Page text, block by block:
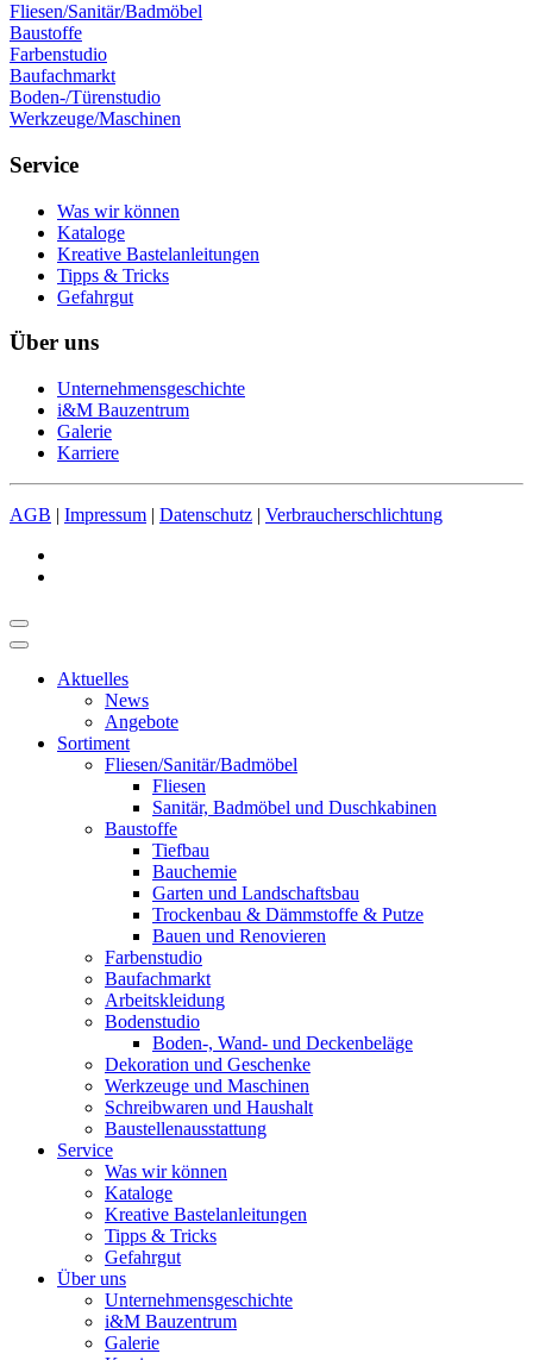
Fliesen/Sanitär/Badmöbel
Baustoffe
Farbenstudio
Baufachmarkt
Boden-/Türenstudio
Werkzeuge/Maschinen
Service
Was wir können
Kataloge
Kreative Bastelanleitungen
Tipps & Tricks
Gefahrgut
Über uns
Unternehmensgeschichte
i&M Bauzentrum
Galerie
Karriere
AGB | Impressum | Datenschutz | Verbraucherschlichtung
Aktuelles
News
Angebote
Sortiment
Fliesen/Sanitär/Badmöbel
Fliesen
Sanitär, Badmöbel und Duschkabinen
Baustoffe
Tiefbau
Bauchemie
Garten und Landschaftsbau
Trockenbau & Dämmstoffe & Putze
Bauen und Renovieren
Farbenstudio
Baufachmarkt
Arbeitskleidung
Bodenstudio
Boden-, Wand- und Deckenbeläge
Dekoration und Geschenke
Werkzeuge und Maschinen
Schreibwaren und Haushalt
Baustellenausstattung
Service
Was wir können
Kataloge
Kreative Bastelanleitungen
Tipps & Tricks
Gefahrgut
Über uns
Unternehmensgeschichte
i&M Bauzentrum
Galerie